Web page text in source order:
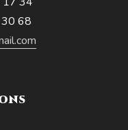
68